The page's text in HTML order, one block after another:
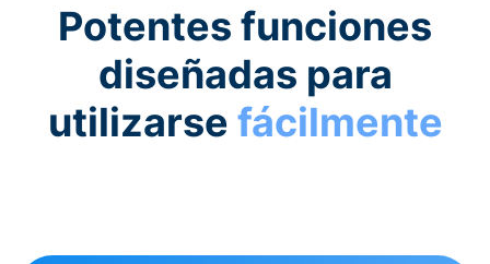
Potentes funciones
diseñadas para
utilizarse fácilmente